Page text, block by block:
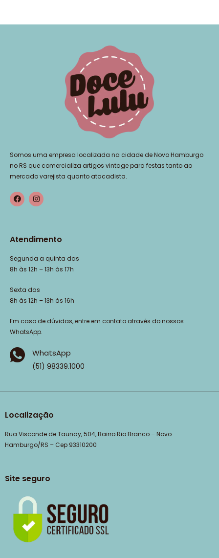
Somos uma empresa localizada na cidade de Novo Hamburgo
no RS que comercializa artigos vintage para festas tanto ao
mercado varejista quanto atacadista.
Atendimento
Segunda a quinta das
8h às 12h – 13h às 17h
Sexta das
8h às 12h – 13h às 16h
Em caso de dúvidas, entre em contato através do nossos
WhatsApp.
WhatsApp
(51) 98339.1000
Localização
Rua Visconde de Taunay, 504, Bairro Rio Branco – Novo
Hamburgo/RS – Cep 93310200
Site seguro